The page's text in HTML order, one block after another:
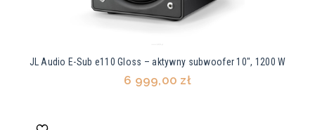
JL Audio E-Sub e110 Gloss – aktywny subwoofer 10", 1200 W
6 999,00 zł